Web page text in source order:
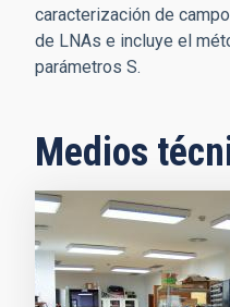
caracterización de
de LNAs e incluye el
parámetros S.
Medios